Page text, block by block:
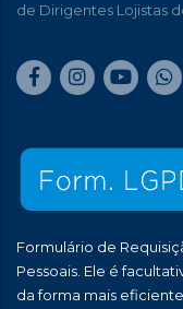
de Dirigentes Lojistas
Formulário de
Pessoais. Ele é
da forma mais